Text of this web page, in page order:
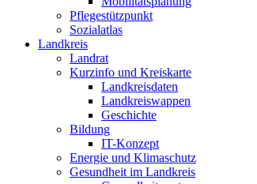
Pflegestützpunkt
Sozialatlas
Landkreis
Landrat
Kurzinfo und Kreiskarte
Landkreisdaten
Landkreiswappen
Geschichte
Bildung
IT-Konzept
Energie und Klimaschutz
Gesundheit im Landkreis